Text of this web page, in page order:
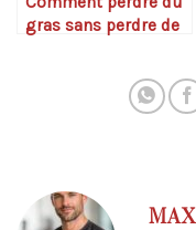
gras sans perdre de